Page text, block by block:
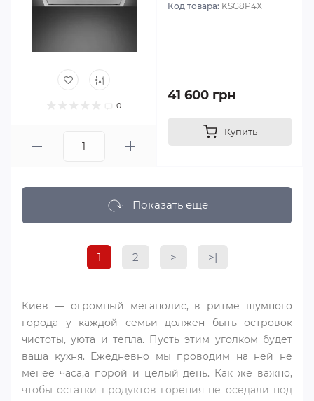
0
Код товара: KSG8P4X
41 600 грн
Купить
Показать еще
1 2 > >|
Киев — огромный мегаполис, в ритме шумного
города у каждой семьи должен быть островок
чистоты, уюта и тепла. Пусть этим уголком будет
ваша кухня. Ежедневно мы проводим на ней не
менее часа,а порой и целый день. Как же важно,
чтобы остатки продуктов горения не оседали под